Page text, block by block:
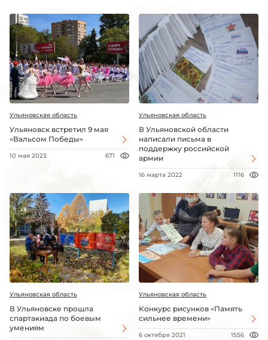
Ульяновская область
Ульяновск встретил 9 мая
«Вальсом Победы»
10 мая 2023 671
Ульяновская область
В Ульяновской области
написали письма в
поддержку российской
армии
16 марта 2022 1116
Ульяновская область
В Ульяновске прошла
спартакиада по боевым
умениям
Ульяновская область
Конкурс рисунков «Память
сильнее времени»
6 октября 2021 1556